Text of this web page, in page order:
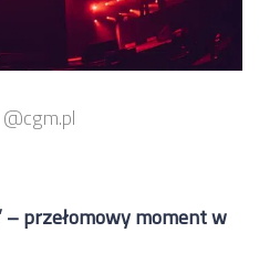
– przełomowy moment w